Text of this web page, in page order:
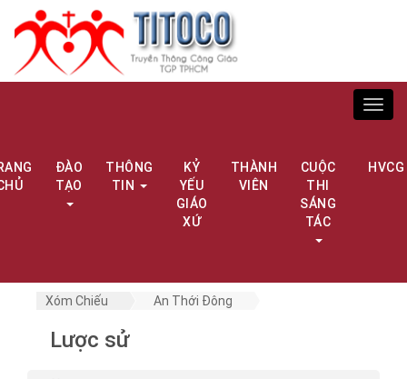
ĐÀO
TẠO
THÔNG
TIN
KỶ
YẾU
GIÁO
XỨ
THÀNH
VIÊN
CUỘC
THI
SÁNG
TÁC
HVCG
Xóm Chiếu An Thới Đông
Lược sử